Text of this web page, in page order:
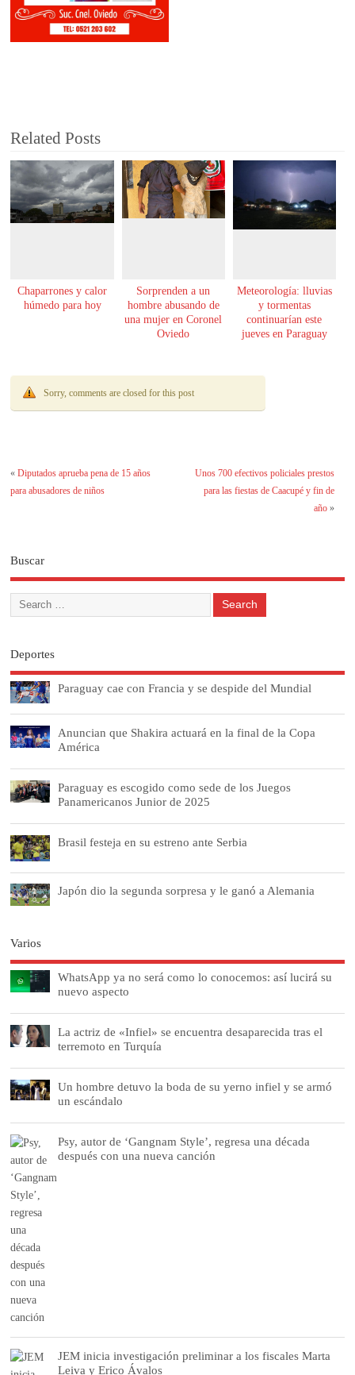
Related Posts
Chaparrones y calor
húmedo para hoy
Sorprenden a un
hombre abusando de
una mujer en Coronel
Oviedo
Meteorología: lluvias
y tormentas
continuarían este
jueves en Paraguay
Sorry, comments are closed for this post
«Diputados aprueba pena de 15 años
para abusadores de niños
Unos 700 efectivos policiales prestos
para las fiestas de Caacupé y fin de
año»
Buscar
Deportes
Paraguay cae con Francia y se despide del Mundial
Anuncian que Shakira actuará en la final de la Copa
América
Paraguay es escogido como sede de los Juegos
Panamericanos Junior de 2025
Brasil festeja en su estreno ante Serbia
Japón dio la segunda sorpresa y le ganó a Alemania
Varios
WhatsApp ya no será como lo conocemos: así lucirá su
nuevo aspecto
La actriz de «Infiel» se encuentra desaparecida tras el
terremoto en Turquía
Un hombre detuvo la boda de su yerno infiel y se armó
un escándalo
Psy, autor de ‘Gangnam Style’, regresa una década
después con una nueva canción
JEM inicia investigación preliminar a los fiscales Marta
Leiva y Erico Ávalos